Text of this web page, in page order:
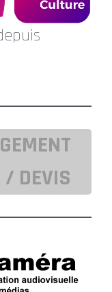
/ DEVIS